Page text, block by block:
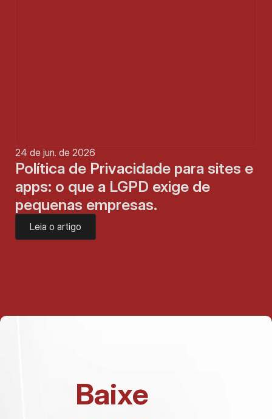
24 de jun. de 2026
Política de Privacidade para sites e
apps: o que a LGPD exige de
pequenas empresas.
Leia o artigo
Baixe